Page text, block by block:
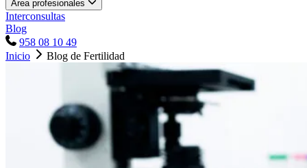
Área profesionales
Interconsultas
Blog
958 08 10 49
Inicio
Blog de Fertilidad